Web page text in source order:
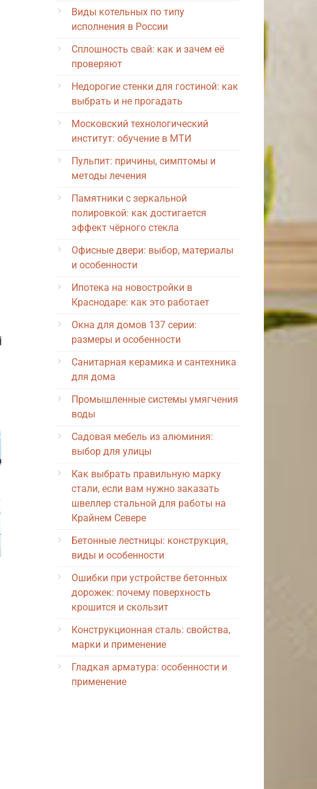
Виды котельных по типу
исполнения в России
Сплошность свай: как и зачем её
проверяют
Недорогие стенки для гостиной: как
выбрать и не прогадать
Московский технологический
институт: обучение в МТИ
Пульпит: причины, симптомы и
методы лечения
Памятники с зеркальной
полировкой: как достигается
эффект чёрного стекла
Офисные двери: выбор, материалы
и особенности
Ипотека на новостройки в
Краснодаре: как это работает
Окна для домов 137 серии:
размеры и особенности
Санитарная керамика и сантехника
для дома
Промышленные системы умягчения
воды
Садовая мебель из алюминия:
выбор для улицы
Как выбрать правильную марку
стали, если вам нужно заказать
швеллер стальной для работы на
Крайнем Севере
Бетонные лестницы: конструкция,
виды и особенности
Ошибки при устройстве бетонных
дорожек: почему поверхность
крошится и скользит
Конструкционная сталь: свойства,
марки и применение
Гладкая арматура: особенности и
применение